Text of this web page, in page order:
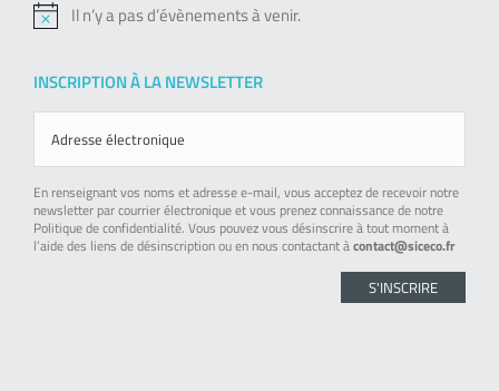
Notice
Il n’y a pas d’évènements à venir.
INSCRIPTION À LA NEWSLETTER
En renseignant vos noms et adresse e-mail, vous acceptez de recevoir notre
newsletter par courrier électronique et vous prenez connaissance de notre
Politique de confidentialité. Vous pouvez vous désinscrire à tout moment à
l’aide des liens de désinscription ou en nous contactant àcontact@siceco.fr